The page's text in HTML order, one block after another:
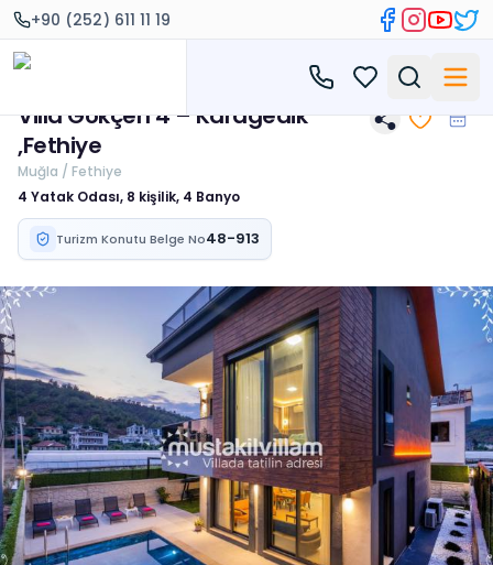
+90 (252) 611 11 19
Villa Gökçen 4 – Karagedik
,Fethiye
Muğla / Fethiye
4 Yatak Odası, 8 kişilik, 4 Banyo
Turizm Konutu Belge No48-913